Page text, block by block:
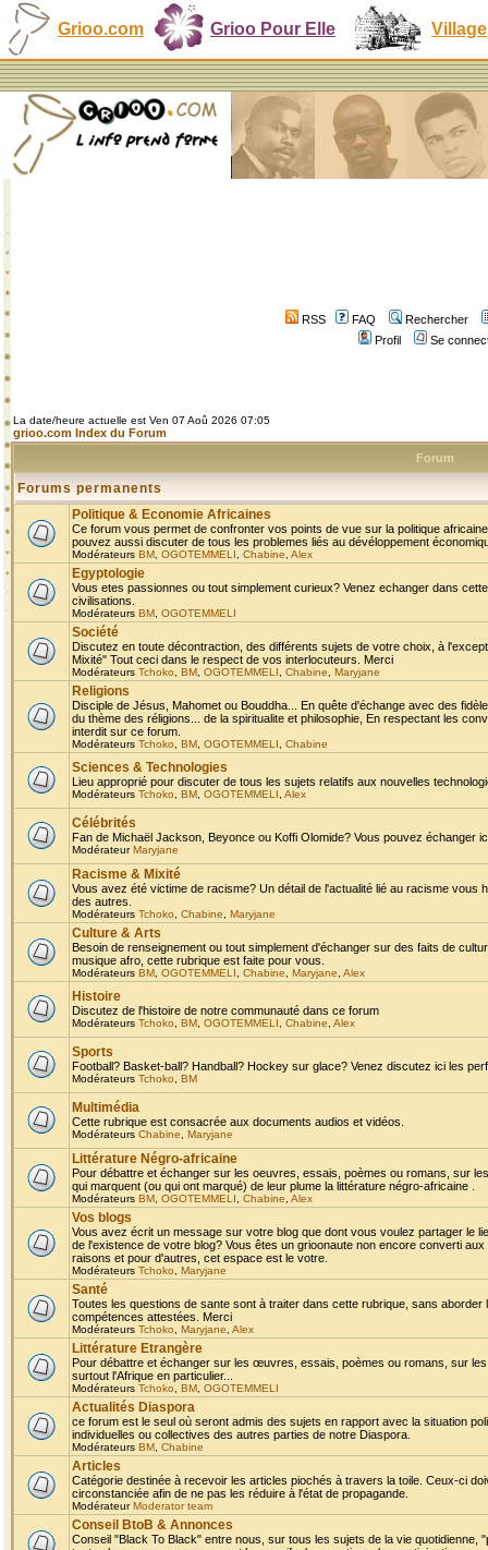
Grioo.com Grioo Pour Elle Village
RSS FAQ
Rechercher
Profil
Se
La date/heure actuelle est Ven 07 Aoû 2026 07:05
grioo.com Index du Forum
Forum
Forums permanents
Politique & Economie Africaines
Ce forum vous permet de confronter vos points de vue sur la politique
pouvez aussi discuter de tous les problemes liés au dévéloppement
Modérateurs BM OGOTEMMELI Chabine Alex
Egyptologie
Vous etes passionnes ou tout simplement curieux? Venez echanger dans
civilisations.
Modérateurs BM OGOTEMMELI
Société
Discutez en toute décontraction, des différents sujets de votre choix, à
Mixité" Tout ceci dans le respect de vos interlocuteurs. Merci
Modérateurs Tchoko BM OGOTEMMELI Chabine Maryjane
Religions
Disciple de Jésus, Mahomet ou Bouddha... En quête d'échange avec des
du thème des réligions... de la spiritualite et philosophie, En respectant les
interdit sur ce forum.
Modérateurs Tchoko BM OGOTEMMELI Chabine
Sciences & Technologies
Lieu approprié pour discuter de tous les sujets relatifs aux nouvelles
Modérateurs Tchoko BM OGOTEMMELI Alex
Célébrités
Fan de Michaël Jackson, Beyonce ou Koffi Olomide? Vous pouvez échanger
ModérateurMaryjane
Racisme & Mixité
Vous avez été victime de racisme? Un détail de l'actualité lié au racisme
des autres.
Modérateurs Tchoko Chabine Maryjane
Culture & Arts
Besoin de renseignement ou tout simplement d'échanger sur des faits de
musique afro, cette rubrique est faite pour vous.
Modérateurs BM OGOTEMMELI Chabine Maryjane Alex
Histoire
Discutez de l'histoire de notre communauté dans ce forum
Modérateurs Tchoko BM OGOTEMMELI Chabine Alex
Sports
Football? Basket-ball? Handball? Hockey sur glace? Venez discutez ici les
Modérateurs Tchoko BM
Multimédia
Cette rubrique est consacrée aux documents audios et vidéos.
Modérateurs Chabine Maryjane
Littérature Négro-africaine
Pour débattre et échanger sur les oeuvres, essais, poèmes ou romans, sur
qui marquent (ou qui ont marqué) de leur plume la littérature négro-africaine .
Modérateurs BM OGOTEMMELI Chabine Alex
Vos blogs
Vous avez écrit un message sur votre blog que dont vous voulez partager le
de l'existence de votre blog? Vous êtes un grioonaute non encore converti
raisons et pour d'autres, cet espace est le votre.
Modérateurs Tchoko Maryjane
Santé
Toutes les questions de sante sont à traiter dans cette rubrique, sans
compétences attestées. Merci
Modérateurs Tchoko Maryjane Alex
Littérature Etrangère
Pour débattre et échanger sur les œuvres, essais, poèmes ou romans, sur
surtout l'Afrique en particulier...
Modérateurs Tchoko BM OGOTEMMELI
Actualités Diaspora
ce forum est le seul où seront admis des sujets en rapport avec la situation
individuelles ou collectives des autres parties de notre Diaspora.
Modérateurs BM Chabine
Articles
Catégorie destinée à recevoir les articles piochés à travers la toile. Ceux-ci
circonstanciée afin de ne pas les réduire à l'état de propagande.
ModérateurModerator team
Conseil BtoB & Annonces
Conseil "Black To Black" entre nous, sur tous les sujets de la vie